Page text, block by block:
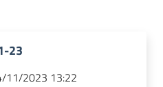
23
11/2023 13:22